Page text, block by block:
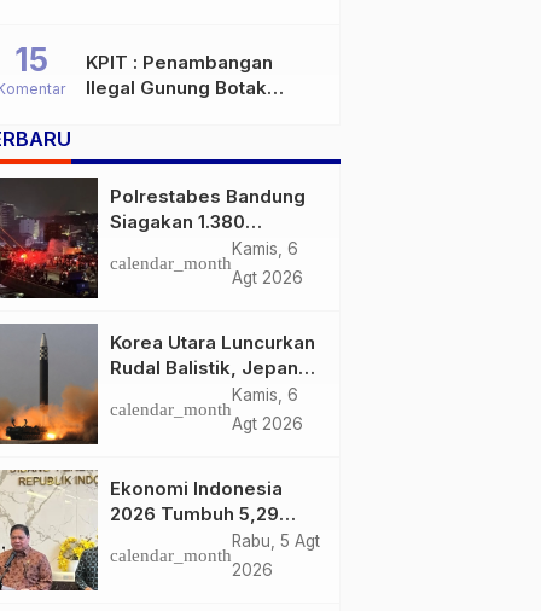
KPIT : Penambangan
Ilegal Gunung Botak
Serius terhadap Masa
Depan Pulau Buru
15
Polrestabes Bandung
Siagakan 1.380
Personel Antisipasi
Konvoi Bobotoh Usai
calendar_month
Kamis, 6
Agt 2026
Korea Utara Luncurkan
Rudal Balistik, Jepang
Pastikan Wilayahnya
Aman
calendar_month
Kamis, 6
Agt 2026
Ekonomi Indonesia
2026 Tumbuh 5,29
Persen, Airlangga
Sebut Kinerjanya
calendar_month
Rabu, 5 Agt
2026